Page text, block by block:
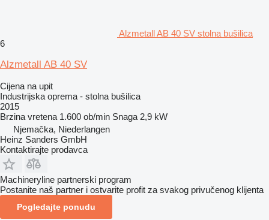
Alzmetall AB 40 SV stolna bušilica
6
Alzmetall AB 40 SV
Cijena na upit
Industrijska oprema - stolna bušilica
2015
Brzina vretena 1.600 ob/min Snaga 2,9 kW
Njemačka, Niederlangen
Heinz Sanders GmbH
Kontaktirajte prodavca
Machineryline partnerski program
Postanite naš partner i ostvarite profit za svakog privučenog klijenta
Pogledajte ponudu